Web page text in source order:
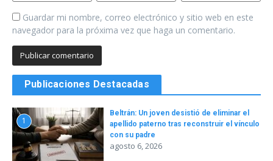
Guardar mi nombre, correo electrónico y sitio web en este
navegador para la próxima vez que haga un comentario.
Publicaciones Destacadas
1
Beltrán: Un joven desistió de eliminar el
apellido paterno tras reconstruir el vínculo
con su padre
agosto 6, 2026